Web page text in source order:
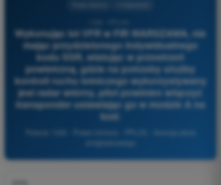
Wykonując lot VFR w FIR WARSZAWA, nie
mając przydzielonego indywidualnego
kodu SSR, wlatując w przestrzeń
powietrzną, gdzie na potrzeby służby
kontroli ruchu lotniczego wykorzystywany
jest radar wtórny, pilot powinien włączyć
transponder ustawiając go w modzie A na
kod: